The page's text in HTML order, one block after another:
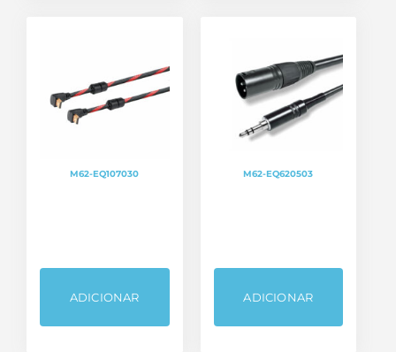
M62-EQ107030
ADICIONAR
M62-EQ620503
ADICIONAR